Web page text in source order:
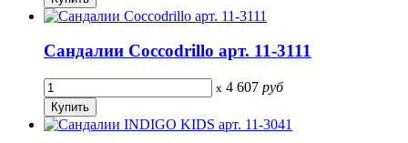
Сандалии Coccodrillo арт. 11-3111
x 4 607 руб